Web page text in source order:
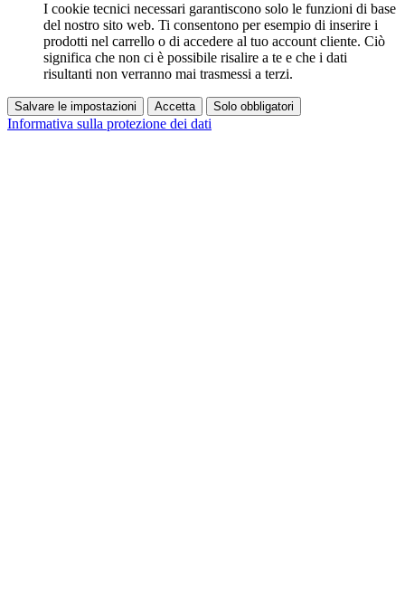
I cookie tecnici necessari garantiscono solo le funzioni di base
del nostro sito web. Ti consentono per esempio di inserire i
prodotti nel carrello o di accedere al tuo account cliente. Ciò
significa che non ci è possibile risalire a te e che i dati
risultanti non verranno mai trasmessi a terzi.
Salvare le impostazioni Accetta Solo obbligatori
Informativa sulla protezione dei dati